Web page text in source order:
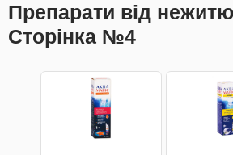
Препарати від
Сторінка №4